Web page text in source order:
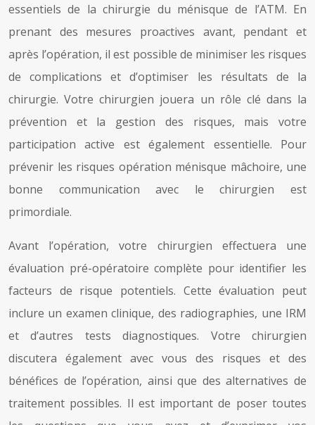
essentiels de la chirurgie du ménisque de l’ATM. En
prenant des mesures proactives avant, pendant et
après l’opération, il est possible de minimiser les risques
de complications et d’optimiser les résultats de la
chirurgie. Votre chirurgien jouera un rôle clé dans la
prévention et la gestion des risques, mais votre
participation active est également essentielle. Pour
prévenir les risques opération ménisque mâchoire, une
bonne communication avec le chirurgien est
primordiale.
Avant l’opération, votre chirurgien effectuera une
évaluation pré-opératoire complète pour identifier les
facteurs de risque potentiels. Cette évaluation peut
inclure un examen clinique, des radiographies, une IRM
et d’autres tests diagnostiques. Votre chirurgien
discutera également avec vous des risques et des
bénéfices de l’opération, ainsi que des alternatives de
traitement possibles. Il est important de poser toutes